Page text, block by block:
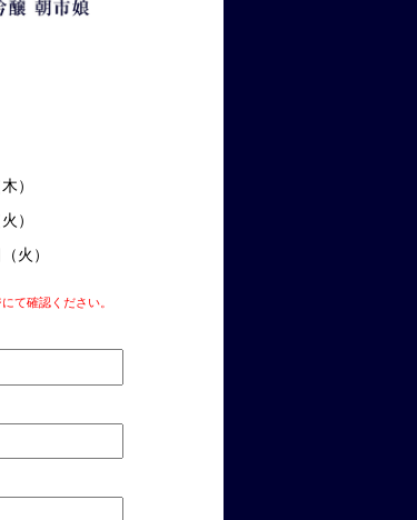
）
）
火）
て確認ください。